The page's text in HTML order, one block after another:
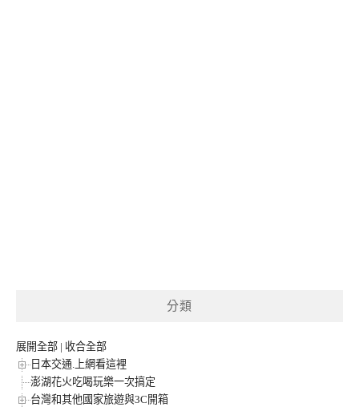
分類
展開全部 | 收合全部
日本交通.上網看這裡
澎湖花火吃喝玩樂一次搞定
台灣和其他國家旅遊與3C開箱